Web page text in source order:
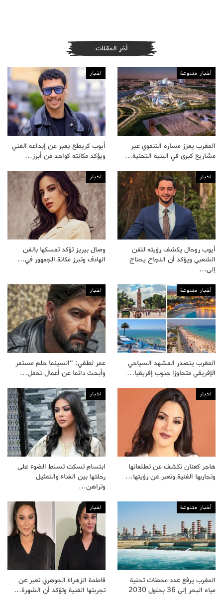
أخر المقلات
أخبار متنوعة
المغرب يعزز مساره التنموي عبر
مشاريع كبرى في البنية التحتية…
اخبار
أيوب كريطع يعبر عن إبداعه الفني
ويؤكد مكانته كواحد من أبرز…
اخبار
أيوب روحال يكشف رؤيته للفن
الشعبي ويؤكد أن النجاح يحتاج
إلى…
اخبار
وصال بيريز تؤكد تمسكها بالفن
الهادف وتبرز مكانة الجمهور في…
أخبار متنوعة
المغرب يتصدر المشهد السياحي
الإفريقي متجاوزا جنوب إفريقيا…
اخبار
عمر لطفي: “السينما حلم مستمر
وأبحث دائما عن أعمال تحمل…
اخبار
هاجر كعنان تكشف عن تطلعاتها
وتجاربها الفنية وتعبر عن رؤيتها…
اخبار
ابتسام تسكت تسلط الضوء على
رحلتها بين الغناء والتمثيل
وتراهن…
أخبار متنوعة
المغرب يرفع عدد محطات تحلية
مياه البحر إلى 36 بحلول 2030
اخبار
فاطمة الزهراء الجوهري تعبر عن
تجربتها الفنية وتؤكد أن الشهرة…